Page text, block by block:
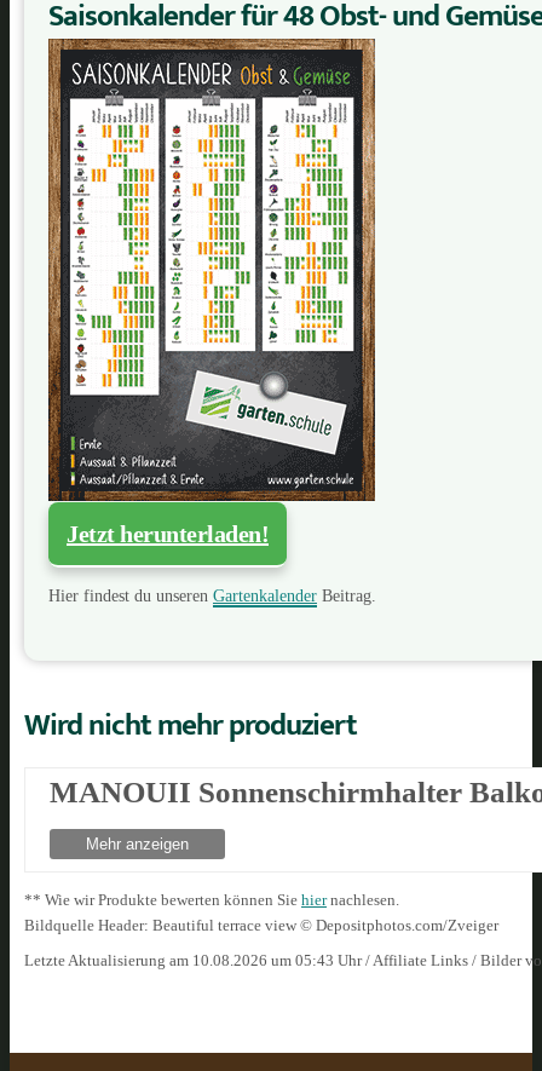
Saisonkalender für 48 Obst- und
Jetzt herunterladen!
Hier findest du unseren Gartenkalender Beitrag.
Wird nicht mehr produziert
MANOUII Sonnenschirmhalter
Mehr anzeigen
** Wie wir Produkte bewerten können Sie hiernachlesen.
Bildquelle Header: Beautiful terrace view © Depositphotos.com/Zveiger
Letzte Aktualisierung am 10.08.2026 um 05:43 Uhr / Affiliate Links / Bilder